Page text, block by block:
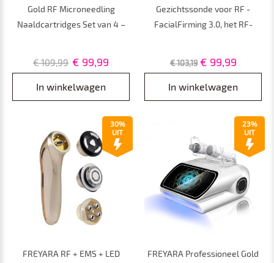
Gold RF Microneedling
Naaldcartridges Set van 4 –
€ 109,99 € 99,99
In winkelwagen
Gezichtssonde voor RF -
FacialFirming 3.0, het RF-
€ 103,19€ 99,99
In winkelwagen
30%
UIT
FREYARA RF + EMS + LED
23%
UIT
FREYARA Professioneel Gold